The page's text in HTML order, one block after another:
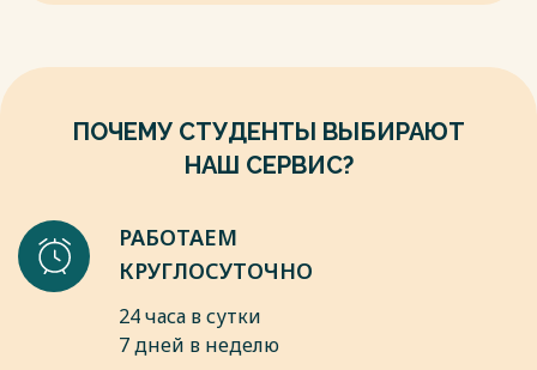
изд., перераб. и доп. - М.: ЮНИТИ-ДАНА, 2015. - 671 с.
др. — Москва : КноРус, 2017. —916с.
ПОЧЕМУ СТУДЕНТЫ ВЫБИРАЮТ
НАШ СЕРВИС?
РАБОТАЕМ
КРУГЛОСУТОЧНО
24 часа в сутки
7 дней в неделю